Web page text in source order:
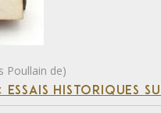
Poullain de)
HISTORIQUES